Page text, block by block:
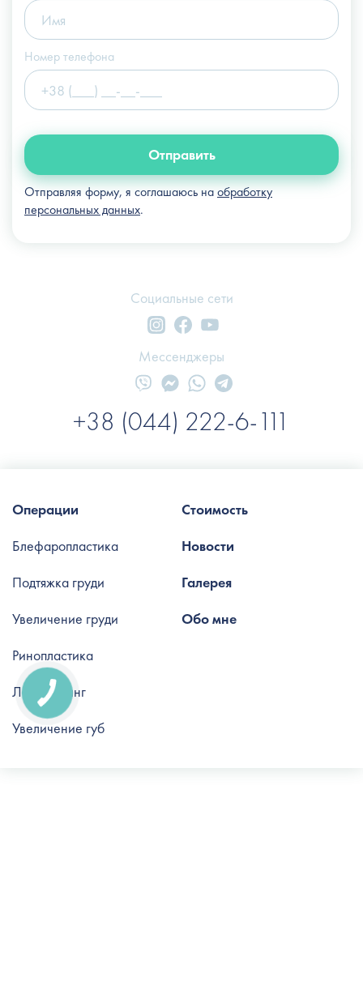
Номер телефона
Отправить
Отправляя форму, я соглашаюсь наобработку
персональных данных.
Социальные сети
+38 (044) 222-6-111
Мессенджеры
Стоимость
Новости
Галерея
Обо мне
Операции
Блефаропластика
Подтяжка груди
Увеличение груди
Ринопластика
Липофилинг
Увеличение губ